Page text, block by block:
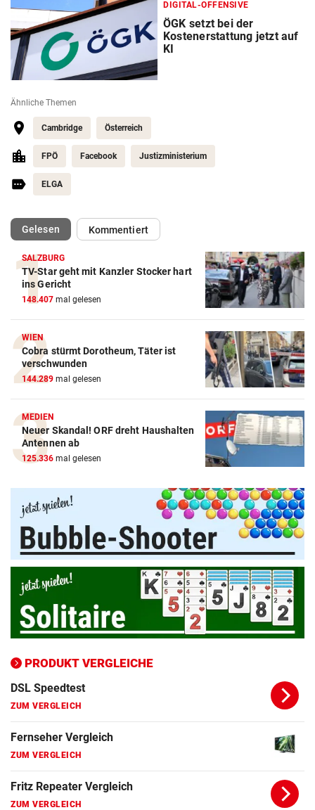
DIGITAL-OFFENSIVE
ÖGK setzt bei der
Kostenerstattung jetzt auf
KI
Ähnliche Themen
Cambridge Österreich
FPÖ Facebook Justizministerium
ELGA
Gelesen(ausgewählt)Kommentiert
SALZBURG
TV-Star geht mit Kanzler Stocker hart
ins Gericht
148.407 mal gelesen
WIEN
Cobra stürmt Dorotheum, Täter ist
verschwunden
144.289 mal gelesen
MEDIEN
Neuer Skandal! ORF dreht Haushalten
Antennen ab
125.336 mal gelesen
PRODUKT VERGLEICHE
Amazon-Kindle Vergleich
ZUM VERGLEICH
Apple-iPad Vergleich
ZUM VERGLEICH
Apple-iPhone Vergleich
ZUM VERGLEICH
Apple Macbook Vergleich
ZUM VERGLEICH
Bluetooth Lautsprecher Vergleich
ZUM VERGLEICH
DSL Speedtest
ZUM VERGLEICH
Fernseher Vergleich
ZUM VERGLEICH
Fritz Repeater Vergleich
ZUM VERGLEICH